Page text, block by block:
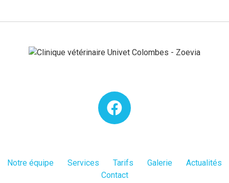
Notre équipe Services Tarifs Galerie
Actualités
Contact